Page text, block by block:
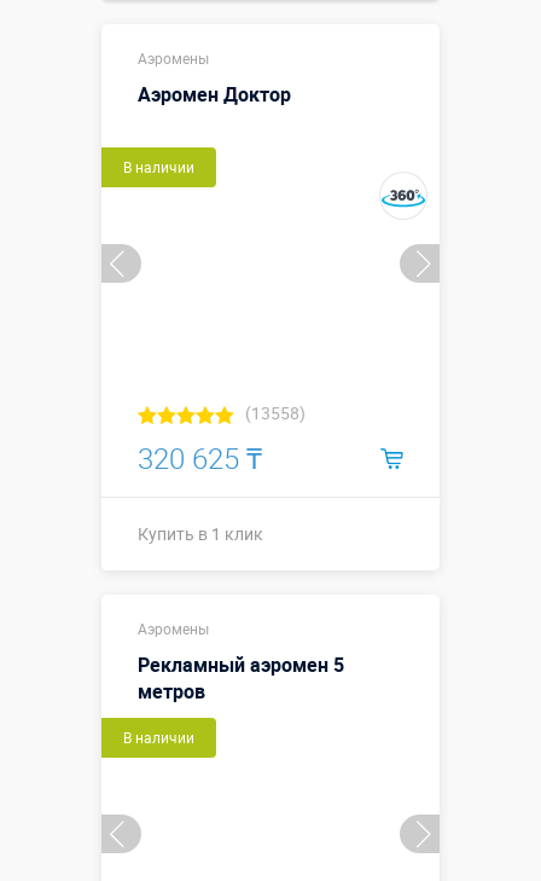
Аэромены
Аэромен Доктор
В наличии
(13558)
320 625 ₸
Купить в 1 клик
Аэромены
Рекламный аэромен 5
метров
В наличии